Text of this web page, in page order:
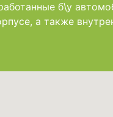
б\у
а также